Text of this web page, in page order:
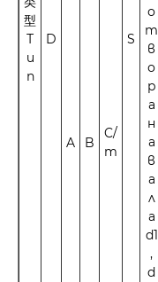
型
Т
и
п
D S
о
т
в
о
р
а
н
а
в
а
л
а
d1
,
d
A B
C/
m